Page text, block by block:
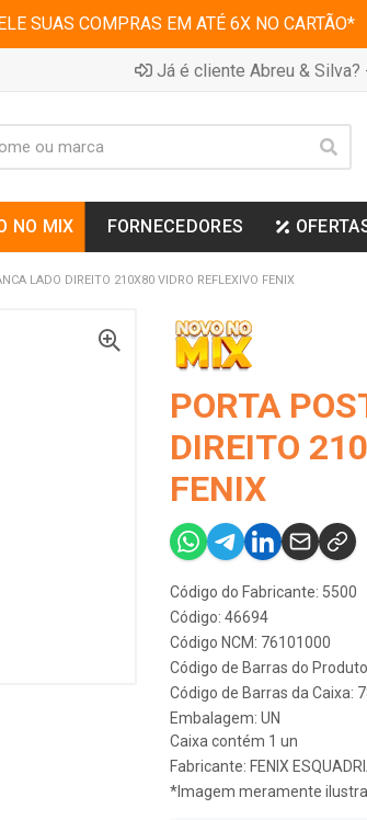
SUAS COMPRAS EM ATÉ 6X NO CARTÃO*
Já é cliente Abreu & Silva?
NO MIX FORNECEDORES
LADO DIREITO 210X80 VIDRO REFLEXIVO FENIX
PORTA
DIREITO
FENIX
Código do Fabricante: 5500
Código: 46694
Código NCM: 76101000
Código de Barras do
Código de Barras da Caixa:
Embalagem: UN
Caixa contém 1 un
Fabricante: FENIX
*Imagem meramente